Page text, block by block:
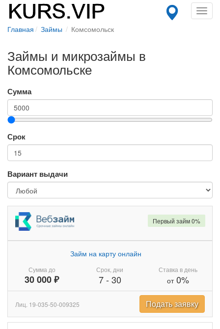
Главная Займы Комсомольск
Займы и микрозаймы в
Комсомольске
Сумма
Срок
Вариант выдачи
Сумма до
30 000 ₽
Займ на карту онлайн
Срок, дни
7- 30
Ставка в день
от0%
Первый займ 0%
Лиц. 19-035-50-009325 Подать заявку